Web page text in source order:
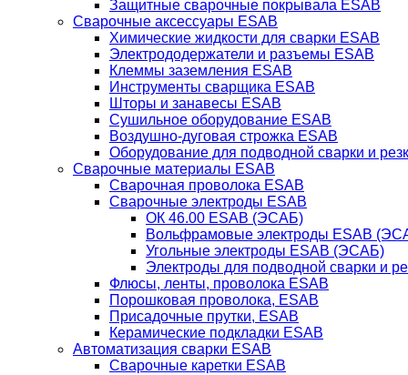
Защитные сварочные покрывала ESAB
Сварочные аксессуары ESAB
Химические жидкости для сварки ESAB
Электрододержатели и разъемы ESAB
Клеммы заземления ESAB
Инструменты сварщика ESAB
Шторы и занавесы ESAB
Сушильное оборудование ESAB
Воздушно-дуговая строжка ESAB
Оборудование для подводной сварки и
Сварочные материалы ESAB
Сварочная проволока ESAB
Сварочные электроды ESAB
ОК 46.00 ESAB (ЭСАБ)
Вольфрамовые электроды ESAB
Угольные электроды ESAB (ЭСАБ)
Электроды для подводной сварки и
Флюсы, ленты, проволока ESAB
Порошковая проволока, ESAB
Присадочные прутки, ESAB
Керамические подкладки ESAB
Автоматизация сварки ESAB
Сварочные каретки ESAB